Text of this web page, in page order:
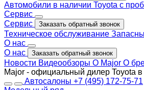
Автомобили в наличии Toyota с
Сервис
Сервис
Заказать обратный звонок
Техническое обслуживание
О нас
О нас
Заказать обратный звонок
Новости Видеообзоры О Major О
Major - официальный дилер Toyota
Автосалоны +7 (495) 172-75-71